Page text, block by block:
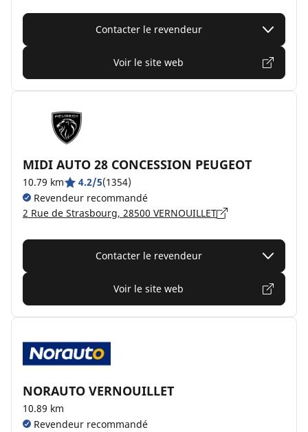
Contacter le revendeur
Voir le site web
MIDI AUTO 28 CONCESSION PEUGEOT
10.79 km 4.2/5(1354)
Revendeur recommandé
2 Rue de Strasbourg, 28500 VERNOUILLET
Contacter le revendeur
Voir le site web
NORAUTO VERNOUILLET
10.89 km
Revendeur recommandé